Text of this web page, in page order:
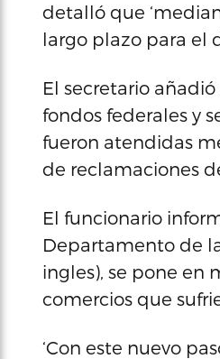
detalló que
largo plazo para el
El secretario
fondos federales y
fueron atendidas
de reclamaciones
El funcionario
Departamento de
ingles), se pone en
comercios que
‘Con este nuevo